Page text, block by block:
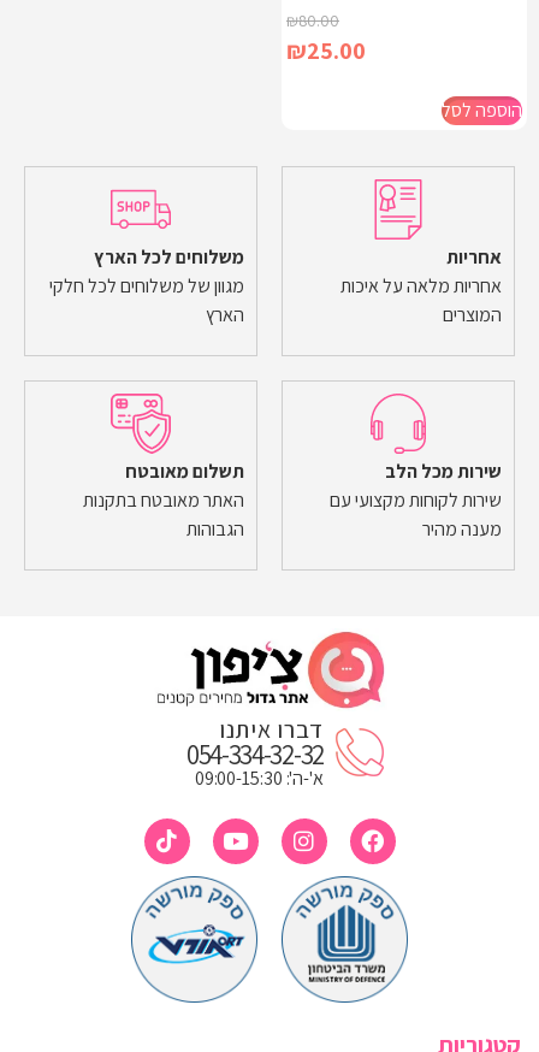
₪80.00
₪25.00
הוספה לסל
אחריות
אחריות מלאה על איכות
המוצרים
משלוחים לכל הארץ
מגוון של משלוחים לכל חלקי
הארץ
שירות מכל הלב
שירות לקוחות מקצועי עם
מענה מהיר
תשלום מאובטח
האתר מאובטח בתקנות
הגבוהות
דברו איתנו
054-334-32-32
א'-ה': 09:00-15:30
קטגוריות